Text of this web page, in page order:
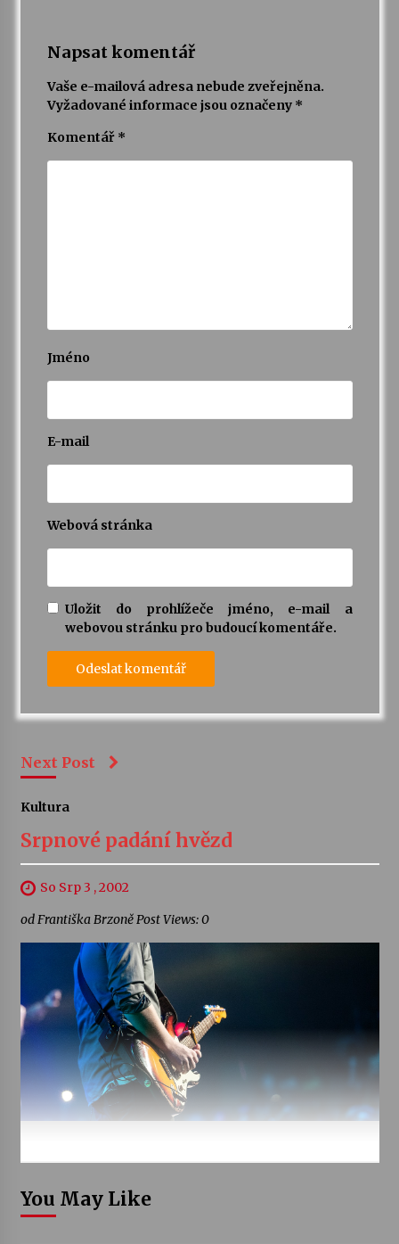
odkaz Josefa Čapka
Želiv
Napsat komentář
Vaše e-mailová adresa nebude zveřejněna.
Vyžadované informace jsou označeny *
Komentář *
Jméno
E-mail
Webová stránka
Uložit do prohlížeče jméno, e-mail a
webovou stránku pro budoucí komentáře.
Next Post
Kultura
Srpnové padání hvězd
So Srp 3 , 2002
od Františka Brzoně Post Views: 0
You May Like